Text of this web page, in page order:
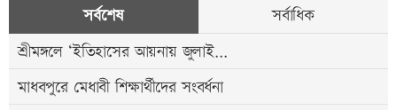
সর্বশেষ
সর্বাধিক
শ্রীমঙ্গলে ‘ইতিহাসের আয়নায় জুলাই...
মাধবপুরে মেধাবী শিক্ষার্থীদের সংবর্ধনা